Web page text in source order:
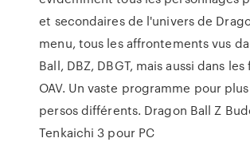
et secondaires de l'univers de
menu, tous les affrontements vus
Ball, DBZ, DBGT, mais aussi dans
OAV. Un vaste programme pour
persos différents. Dragon Ball Z
Tenkaichi 3 pour PC